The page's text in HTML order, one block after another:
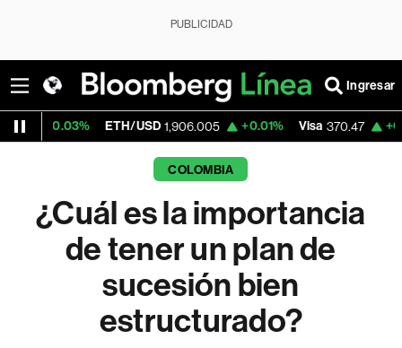
PUBLICIDAD
Ingresar
ETH/USD 1,906.005 +0.01% Visa 370.47 +0.52%
COLOMBIA
¿Cuál es la importancia
de tener un plan de
sucesión bien
estructurado?